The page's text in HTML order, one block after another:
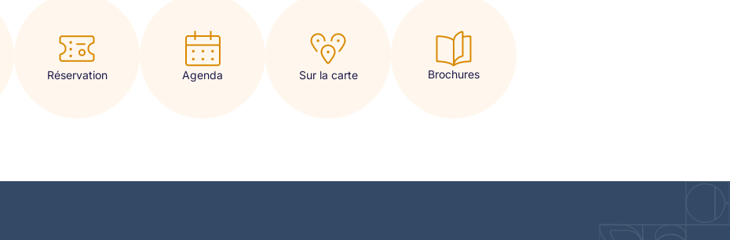
Réservation Agenda Sur la carte Brochures